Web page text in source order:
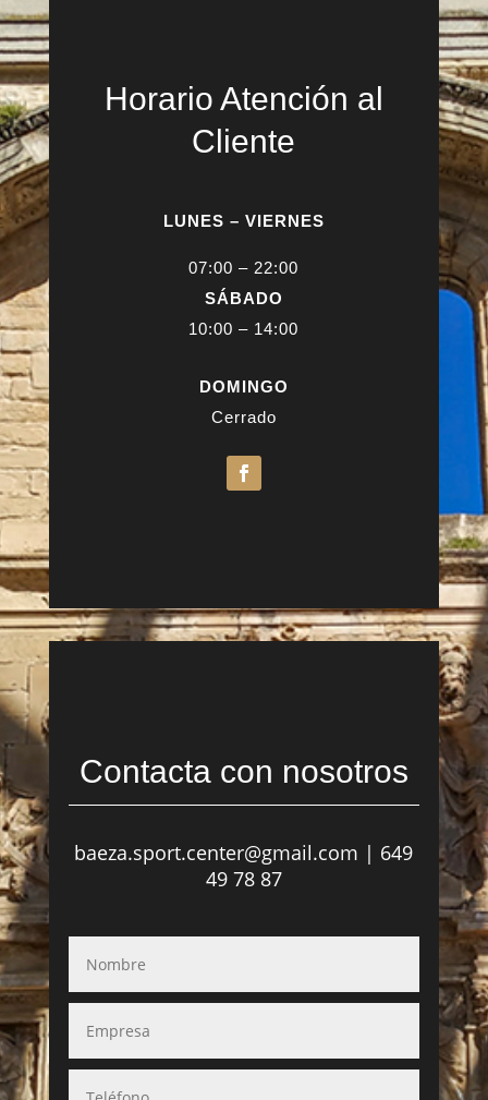
Horario Atención al
Cliente
LUNES – VIERNES
07:00 – 22:00
SÁBADO
10:00 – 14:00
DOMINGO
Cerrado
Contacta con nosotros
baeza.sport.center@gmail.com | 649
49 78 87